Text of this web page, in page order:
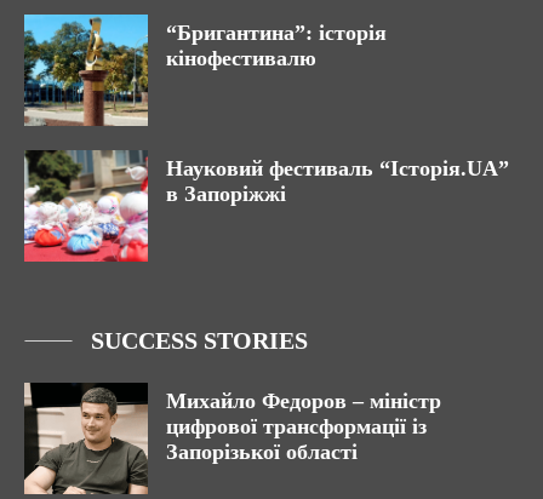
“Бригантина”: історія
кінофестивалю
Науковий фестиваль “Історія.UA”
в Запоріжжі
SUCCESS STORIES
Михайло Федоров – міністр
цифрової трансформації із
Запорізької області